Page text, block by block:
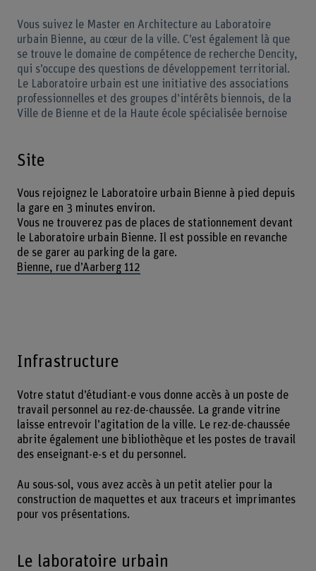
Vous suivez le Master en Architecture au Laboratoire
urbain Bienne, au cœur de la ville. C’est également là que
se trouve le domaine de compétence de recherche Dencity,
qui s’occupe des questions de développement territorial.
Le Laboratoire urbain est une initiative des associations
professionnelles et des groupes d’intérêts biennois, de la
Ville de Bienne et de la Haute école spécialisée bernoise
Site
Vous rejoignez le Laboratoire urbain Bienne à pied depuis
la gare en 3 minutes environ.
Vous ne trouverez pas de places de stationnement devant
le Laboratoire urbain Bienne. Il est possible en revanche
de se garer au parking de la gare.
Bienne, rue d’Aarberg 112
Infrastructure
Votre statut d’étudiant-e vous donne accès à un poste de
travail personnel au rez-de-chaussée. La grande vitrine
laisse entrevoir l’agitation de la ville. Le rez-de-chaussée
abrite également une bibliothèque et les postes de travail
des enseignant-e-s et du personnel.
Au sous-sol, vous avez accès à un petit atelier pour la
construction de maquettes et aux traceurs et imprimantes
pour vos présentations.
Le laboratoire urbain